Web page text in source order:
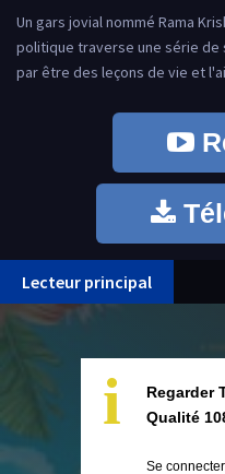
Un gars jovial nommé Rama
politique traverse une série
par être des leçons de vie et
Lecteur principal
i
Regarder
Qualité
Se